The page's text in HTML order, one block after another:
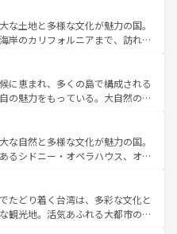
い。
や、スイスならではのユニークな
観光だけでなく町歩きも満喫する
得が高いため物価も高いが、旅行
しむこともできる。 なお、新
ンツ一覧 を参照してほしい。
な土地と多様な文化が魅力の国。
岸のカリフォルニアまで、訪れる
光、ショッピング、エンターテイ
的なスポットだ。一方、アメリカ
、グランドキャニオンやイエロー
は、音楽と美食が融合した独特の
メリカの各地域で異なる魅力を楽
と豊かな歴史を感じることができ
、新着のアメリカ
を参照してほしい。
に恵まれ、多くの島で構成される
の魅力をもっている。大自然の神
た、定番の観光地といえばオアフ
めるならマウイ島やカウアイ島が
リーンに輝く海をはじめ、豊かな
れる人々を迎えてくれるハワイの
フードやハワイアンミュージッ
など、すべてがハワイの魅力を彩
な自然と多様な文化が魅力の国。
るシドニー・オペラハウス、オー
にそびえるウルル（エアーズロッ
い原生林やケアンズの熱帯雨林な
。また、カフェやワイン、オージ
たどり着く台湾は、多彩な文化と
観光地。活気あふれる大都市の台